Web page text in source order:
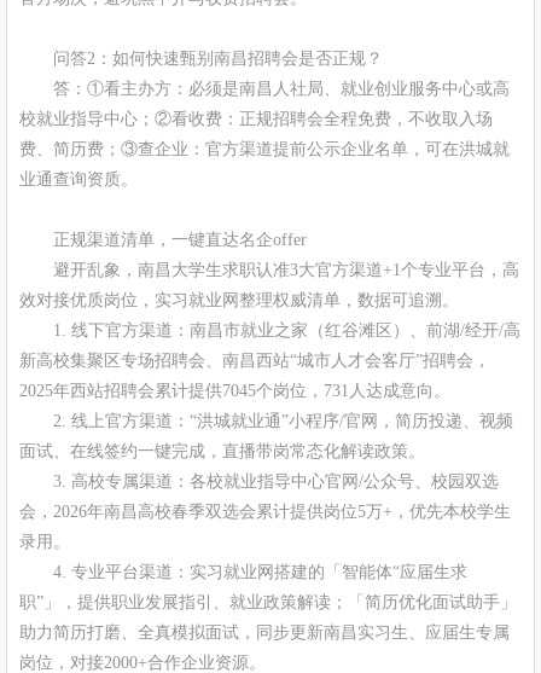
问答2：如何快速甄别南昌招聘会是否正规？
答：①看主办方：必须是南昌人社局、就业创业服务中心或高
校就业指导中心；②看收费：正规招聘会全程免费，不收取入场
费、简历费；③查企业：官方渠道提前公示企业名单，可在洪城就
业通查询资质。
正规渠道清单，一键直达名企offer
避开乱象，南昌大学生求职认准3大官方渠道+1个专业平台，高
效对接优质岗位，实习就业网整理权威清单，数据可追溯。
1. 线下官方渠道：南昌市就业之家（红谷滩区）、前湖/经开/高
新高校集聚区专场招聘会、南昌西站“城市人才会客厅”招聘会，
2025年西站招聘会累计提供7045个岗位，731人达成意向。
2. 线上官方渠道：“洪城就业通”小程序/官网，简历投递、视频
面试、在线签约一键完成，直播带岗常态化解读政策。
3. 高校专属渠道：各校就业指导中心官网/公众号、校园双选
会，2026年南昌高校春季双选会累计提供岗位5万+，优先本校学生
录用。
4. 专业平台渠道：实习就业网搭建的「智能体“应届生求
职”」，提供职业发展指引、就业政策解读；「简历优化面试助手」
助力简历打磨、全真模拟面试，同步更新南昌实习生、应届生专属
岗位，对接2000+合作企业资源。